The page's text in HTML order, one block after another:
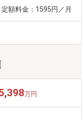
額料金：1595円／月
万円